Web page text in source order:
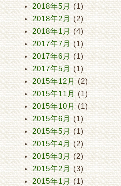
2018年5月 (1)
2018年2月 (2)
2018年1月 (4)
2017年7月 (1)
2017年6月 (1)
2017年5月 (1)
2015年12月(2)
2015年11月(1)
2015年10月(1)
2015年6月 (1)
2015年5月 (1)
2015年4月 (2)
2015年3月 (2)
2015年2月 (3)
2015年1月 (1)